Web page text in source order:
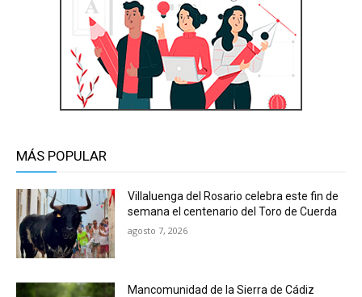
MÁS POPULAR
Villaluenga del Rosario celebra este fin de
semana el centenario del Toro de Cuerda
agosto 7, 2026
Mancomunidad de la Sierra de Cádiz